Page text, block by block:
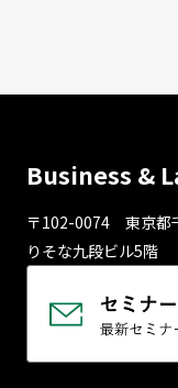
Business &
〒102-0074 東京都
りそな九段ビル5階